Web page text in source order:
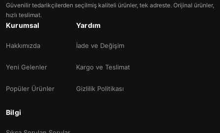
Güvenilir tedarikçilerden seçilmiş kaliteli ürünler, tek adreste. Orijinal ürünler,
hızlı teslimat.
Kurumsal
Hakkımızda
Yeni Gelenler
Popüler Ürünler
Yardım
İade ve Değişim
Kargo ve Teslimat
Gizlilik Politikası
Bilgi